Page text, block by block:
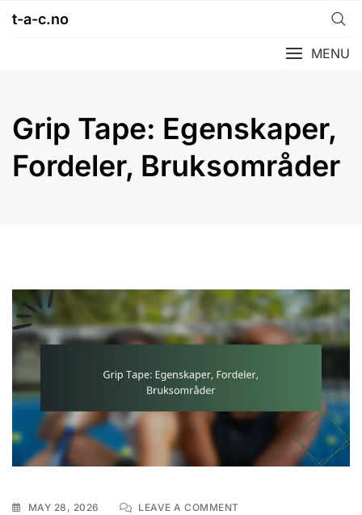
t-a-c.no
MENU
Grip Tape: Egenskaper,
Fordeler, Bruksområder
MAY 28, 2026 LEAVE A COMMENTON